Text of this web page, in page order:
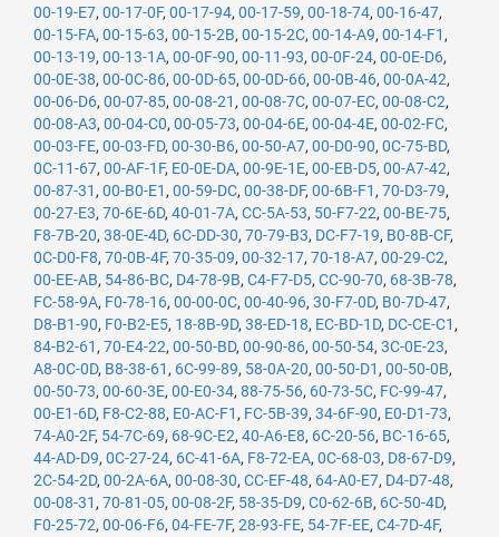
00-19-E7, 00-17-0F, 00-17-94, 00-17-59, 00-18-74, 00-16-47,
00-15-FA, 00-15-63, 00-15-2B, 00-15-2C, 00-14-A9, 00-14-F1 ,
00-13-19, 00-13-1A, 00-0F-90, 00-11-93, 00-0F-24, 00-0E-D6,
00-0E-38, 00-0C-86, 00-0D-65, 00-0D-66, 00-0B-46, 00-0A-42,
00-06-D6, 00-07-85, 00-08-21 , 00-08-7C, 00-07-EC, 00-08-C2,
00-08-A3, 00-04-C0, 00-05-73, 00-04-6E, 00-04-4E, 00-02-FC,
00-03-FE, 00-03-FD, 00-30-B6, 00-50-A7, 00-D0-90, 0C-75-BD,
0C-11-67, 00-AF-1F, E0-0E-DA, 00-9E-1E, 00-EB-D5, 00-A7-42,
00-87-31 , 00-B0-E1 , 00-59-DC, 00-38-DF, 00-6B-F1 , 70-D3-79,
00-27-E3, 70-6E-6D, 40-01-7A, CC-5A-53, 50-F7-22, 00-BE-75,
F8-7B-20, 38-0E-4D, 6C-DD-30, 70-79-B3, DC-F7-19, B0-8B-CF,
0C-D0-F8, 70-0B-4F, 70-35-09, 00-32-17, 70-18-A7, 00-29-C2,
00-EE-AB, 54-86-BC, D4-78-9B, C4-F7-D5, CC-90-70, 68-3B-78,
FC-58-9A, F0-78-16, 00-00-0C, 00-40-96, 30-F7-0D, B0-7D-47,
D8-B1-90, F0-B2-E5, 18-8B-9D, 38-ED-18, EC-BD-1D, DC-CE-C1 ,
84-B2-61 , 70-E4-22, 00-50-BD, 00-90-86, 00-50-54, 3C-0E-23,
A8-0C-0D, B8-38-61 , 6C-99-89, 58-0A-20, 00-50-D1 , 00-50-0B,
00-50-73, 00-60-3E, 00-E0-34, 88-75-56, 60-73-5C, FC-99-47,
00-E1-6D, F8-C2-88, E0-AC-F1 , FC-5B-39, 34-6F-90, E0-D1-73,
74-A0-2F, 54-7C-69, 68-9C-E2, 40-A6-E8, 6C-20-56, BC-16-65,
44-AD-D9, 0C-27-24, 6C-41-6A, F8-72-EA, 0C-68-03, D8-67-D9,
2C-54-2D, 00-2A-6A, 00-08-30, CC-EF-48, 64-A0-E7, D4-D7-48,
00-08-31 , 70-81-05, 00-08-2F, 58-35-D9, C0-62-6B, 6C-50-4D,
F0-25-72, 00-06-F6, 04-FE-7F, 28-93-FE, 54-7F-EE, C4-7D-4F,